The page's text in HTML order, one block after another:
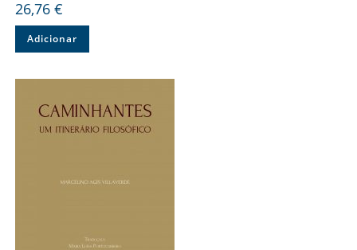
26,76 €
Adicionar